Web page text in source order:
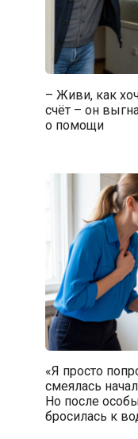
– Живи, как
счёт – он
о помощи
«Я просто
смеялась
Но после
бросилась к